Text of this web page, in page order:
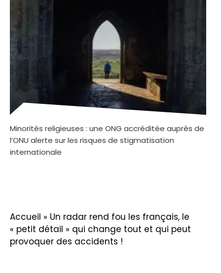
Minorités religieuses : une ONG accréditée auprès de
l’ONU alerte sur les risques de stigmatisation
internationale
Accueil » Un radar rend fou les français, le
« petit détail » qui change tout et qui peut
provoquer des accidents !